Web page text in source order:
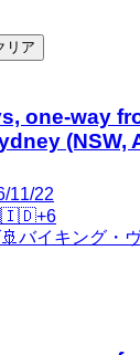
リア
one-way
(NSW,
11/22
🇮🇩+6
🚢 バイキング・